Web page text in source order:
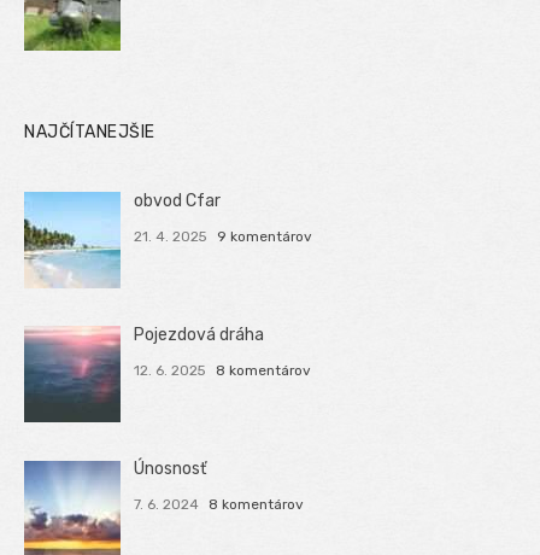
NAJČÍTANEJŠIE
obvod Cfar
21. 4. 2025 9 komentárov
Pojezdová dráha
12. 6. 2025 8 komentárov
Únosnosť
7. 6. 2024 8 komentárov